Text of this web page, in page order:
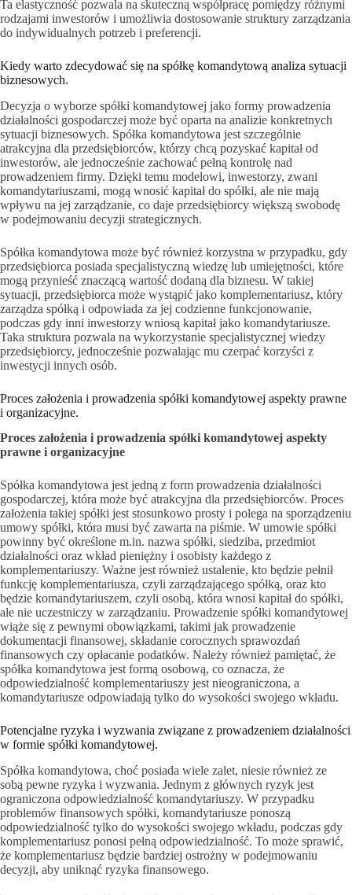
Ta elastyczność pozwala na skuteczną współpracę pomiędzy różnymi
rodzajami inwestorów i umożliwia dostosowanie struktury zarządzania
do indywidualnych potrzeb i preferencji.
Kiedy warto zdecydować się na spółkę komandytową analiza sytuacji
biznesowych.
Decyzja o wyborze spółki komandytowej jako formy prowadzenia
działalności gospodarczej może być oparta na analizie konkretnych
sytuacji biznesowych. Spółka komandytowa jest szczególnie
atrakcyjna dla przedsiębiorców, którzy chcą pozyskać kapitał od
inwestorów, ale jednocześnie zachować pełną kontrolę nad
prowadzeniem firmy. Dzięki temu modelowi, inwestorzy, zwani
komandytariuszami, mogą wnosić kapitał do spółki, ale nie mają
wpływu na jej zarządzanie, co daje przedsiębiorcy większą swobodę
w podejmowaniu decyzji strategicznych.
Spółka komandytowa może być również korzystna w przypadku, gdy
przedsiębiorca posiada specjalistyczną wiedzę lub umiejętności, które
mogą przynieść znaczącą wartość dodaną dla biznesu. W takiej
sytuacji, przedsiębiorca może wystąpić jako komplementariusz, który
zarządza spółką i odpowiada za jej codzienne funkcjonowanie,
podczas gdy inni inwestorzy wniosą kapitał jako komandytariusze.
Taka struktura pozwala na wykorzystanie specjalistycznej wiedzy
przedsiębiorcy, jednocześnie pozwalając mu czerpać korzyści z
inwestycji innych osób.
Proces założenia i prowadzenia spółki komandytowej aspekty prawne
i organizacyjne.
Proces założenia i prowadzenia spółki komandytowej aspekty
prawne i organizacyjne
Spółka komandytowa jest jedną z form prowadzenia działalności
gospodarczej, która może być atrakcyjna dla przedsiębiorców. Proces
założenia takiej spółki jest stosunkowo prosty i polega na sporządzeniu
umowy spółki, która musi być zawarta na piśmie. W umowie spółki
powinny być określone m.in. nazwa spółki, siedziba, przedmiot
działalności oraz wkład pieniężny i osobisty każdego z
komplementariuszy. Ważne jest również ustalenie, kto będzie pełnił
funkcję komplementariusza, czyli zarządzającego spółką, oraz kto
będzie komandytariuszem, czyli osobą, która wnosi kapitał do spółki,
ale nie uczestniczy w zarządzaniu. Prowadzenie spółki komandytowej
wiąże się z pewnymi obowiązkami, takimi jak prowadzenie
dokumentacji finansowej, składanie corocznych sprawozdań
finansowych czy opłacanie podatków. Należy również pamiętać, że
spółka komandytowa jest formą osobową, co oznacza, że
odpowiedzialność komplementariuszy jest nieograniczona, a
komandytariusze odpowiadają tylko do wysokości swojego wkładu.
Potencjalne ryzyka i wyzwania związane z prowadzeniem działalności
w formie spółki komandytowej.
Spółka komandytowa, choć posiada wiele zalet, niesie również ze
sobą pewne ryzyka i wyzwania. Jednym z głównych ryzyk jest
ograniczona odpowiedzialność komandytariuszy. W przypadku
problemów finansowych spółki, komandytariusze ponoszą
odpowiedzialność tylko do wysokości swojego wkładu, podczas gdy
komplementariusz ponosi pełną odpowiedzialność. To może sprawić,
że komplementariusz będzie bardziej ostrożny w podejmowaniu
decyzji, aby uniknąć ryzyka finansowego.